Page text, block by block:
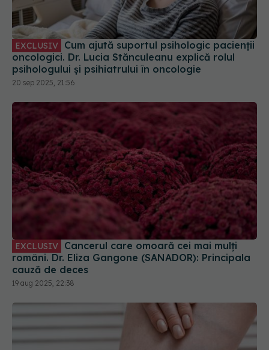
EXCLUSIV
oncologici. Dr. Lucia Stănculeanu explică rolul
psihologului și psihiatrului în oncologie
20 sep 2025, 21:56
EXCLUSIV
români. Dr. Eliza Gangone (SANADOR): Principala
cauză de deces
19 aug 2025, 22:38